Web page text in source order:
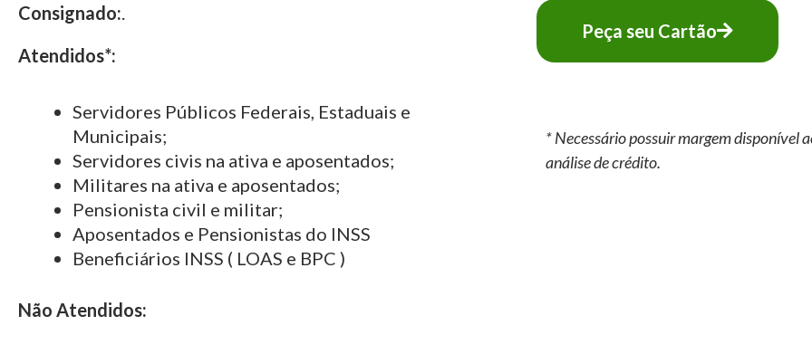
Consignado:.
Atendidos*:
Servidores Públicos Federais, Estaduais e
Municipais;
Servidores civis na ativa e aposentados;
Militares na ativa e aposentados;
Pensionista civil e militar;
Aposentados e Pensionistas do INSS
Beneficiários INSS ( LOAS e BPC )
Não Atendidos:
Peça seu Cartão
* Necessário possuir margem disponível
análise de crédito.